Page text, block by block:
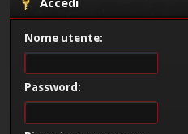
Nome utente:
Password: